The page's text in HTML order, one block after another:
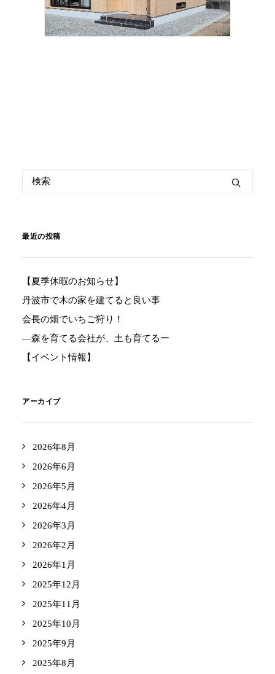
最近の投稿
【夏季休暇のお知らせ】
丹波市で木の家を建てると良い事
会長の畑でいちご狩り！
―森を育てる会社が、土も育てるー
【イベント情報】
アーカイブ
2026年8月
2026年6月
2026年5月
2026年4月
2026年3月
2026年2月
2026年1月
2025年12月
2025年11月
2025年10月
2025年9月
2025年8月